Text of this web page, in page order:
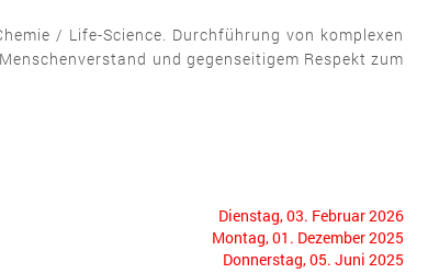
/ Life-Science. Durchführung von komplexen
und gegenseitigem Respekt zum
Dienstag, 03. Februar 2026
Montag, 01. Dezember 2025
Donnerstag, 05. Juni 2025